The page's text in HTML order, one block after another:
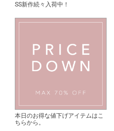
SS新作続々入荷中！
本日のお得な値下げアイテムはこ
ちらから。